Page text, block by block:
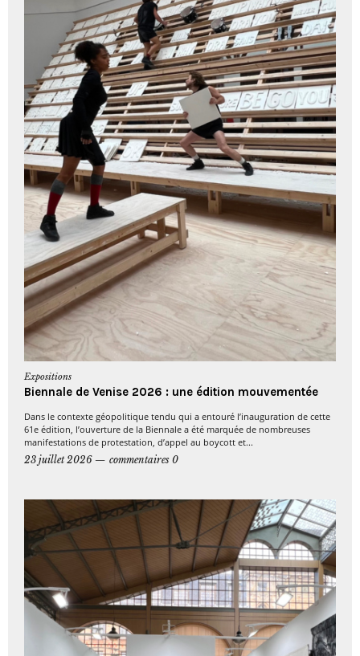
Expositions
Biennale de Venise 2026 : une édition mouvementée
Dans le contexte géopolitique tendu qui a entouré l’inauguration de cette
61e édition, l’ouverture de la Biennale a été marquée de nombreuses
manifestations de protestation, d’appel au boycott et...
23 juillet 2026
commentaires 0